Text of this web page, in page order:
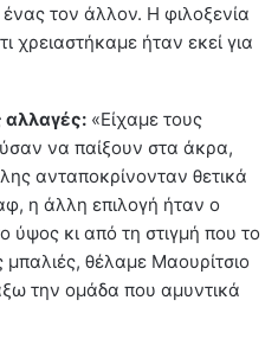
τον άλλον. Η φιλοξενία
χρειαστήκαμε ήταν εκεί για
αλλαγές: «Είχαμε τους
να παίξουν στα άκρα,
ανταποκρίνονταν θετικά
η άλλη επιλογή ήταν ο
ύψος κι από τη στιγμή που το
μπαλιές, θέλαμε Μαουρίτσιο
την ομάδα που αμυντικά